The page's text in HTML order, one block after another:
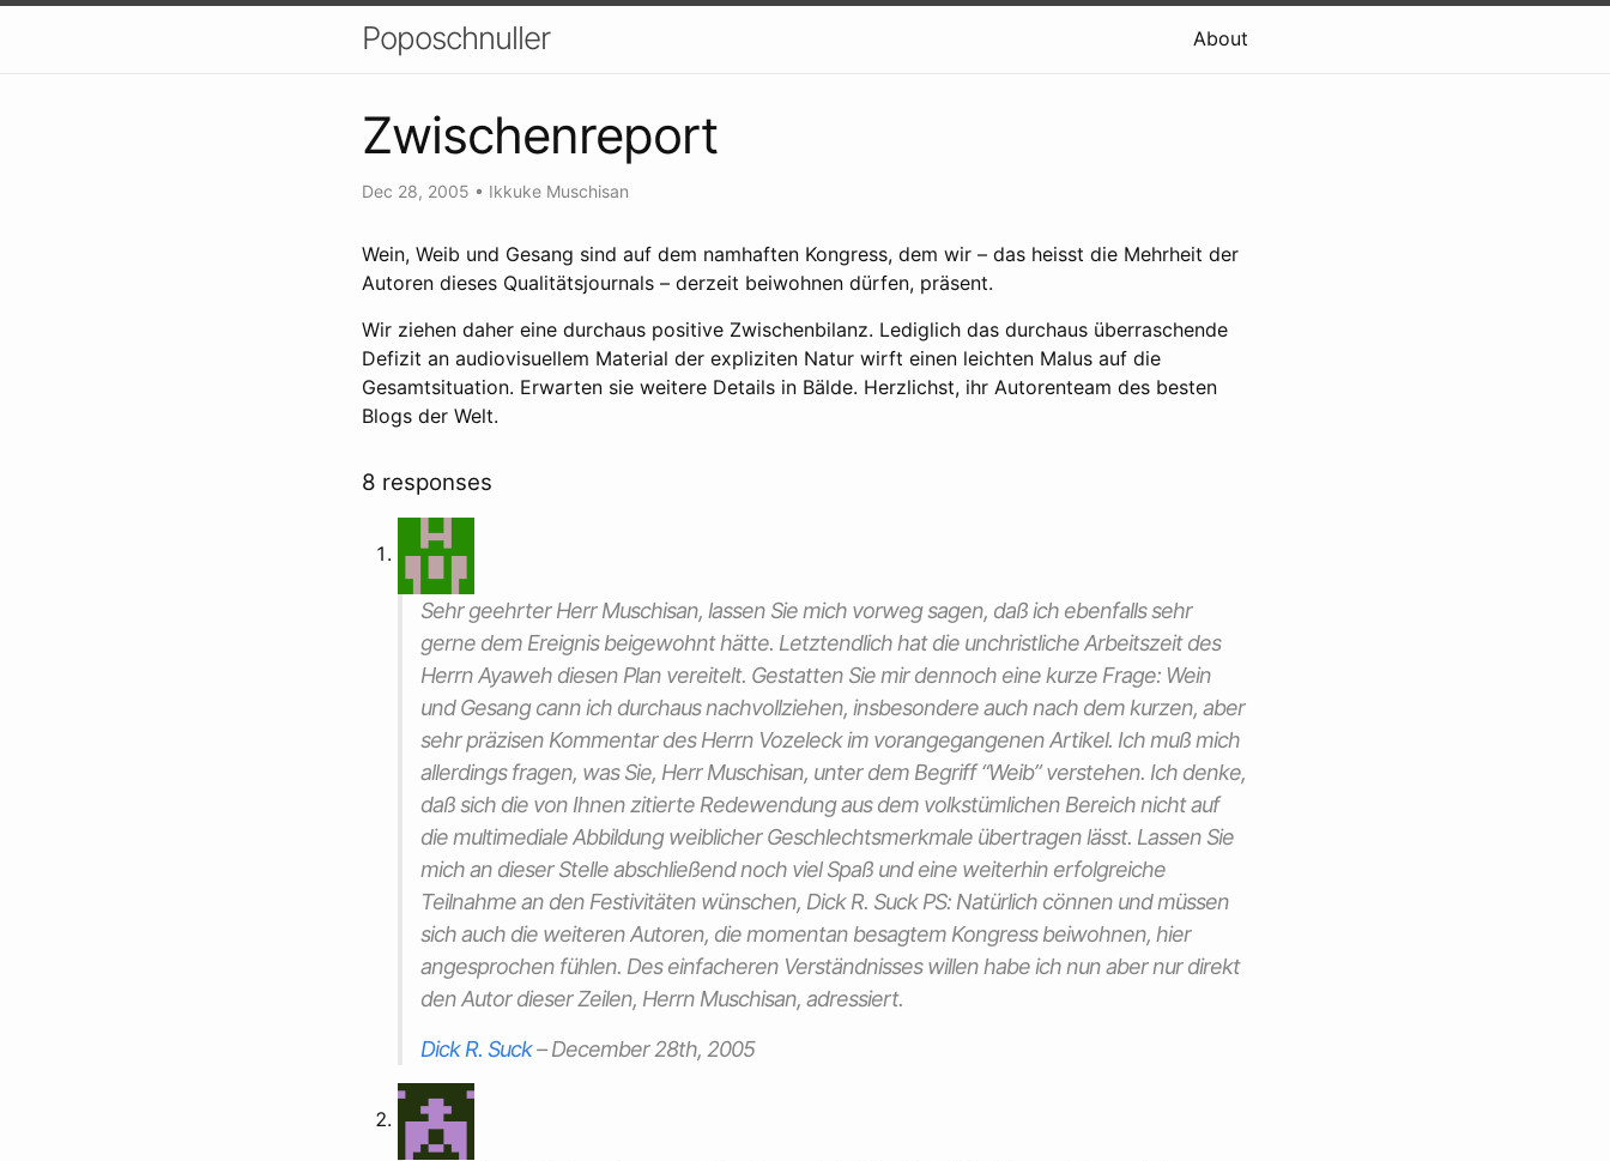
Poposchnuller About
Zwischenreport
Dec 28, 2005 • Ikkuke Muschisan
Wein, Weib und Gesang sind auf dem namhaften Kongress, dem wir – das heisst die Mehrheit der
Autoren dieses Qualitätsjournals – derzeit beiwohnen dürfen, präsent.
Wir ziehen daher eine durchaus positive Zwischenbilanz. Lediglich das durchaus überraschende
Defizit an audiovisuellem Material der expliziten Natur wirft einen leichten Malus auf die
Gesamtsituation. Erwarten sie weitere Details in Bälde. Herzlichst, ihr Autorenteam des besten
Blogs der Welt.
8 responses
Sehr geehrter Herr Muschisan, lassen Sie mich vorweg sagen, daß ich ebenfalls sehr
gerne dem Ereignis beigewohnt hätte. Letztendlich hat die unchristliche Arbeitszeit des
Herrn Ayaweh diesen Plan vereitelt. Gestatten Sie mir dennoch eine kurze Frage: Wein
und Gesang cann ich durchaus nachvollziehen, insbesondere auch nach dem kurzen, aber
sehr präzisen Kommentar des Herrn Vozeleck im vorangegangenen Artikel. Ich muß mich
allerdings fragen, was Sie, Herr Muschisan, unter dem Begriff “Weib” verstehen. Ich denke,
daß sich die von Ihnen zitierte Redewendung aus dem volkstümlichen Bereich nicht auf
die multimediale Abbildung weiblicher Geschlechtsmerkmale übertragen lässt. Lassen Sie
mich an dieser Stelle abschließend noch viel Spaß und eine weiterhin erfolgreiche
Teilnahme an den Festivitäten wünschen, Dick R. Suck PS: Natürlich cönnen und müssen
sich auch die weiteren Autoren, die momentan besagtem Kongress beiwohnen, hier
angesprochen fühlen. Des einfacheren Verständnisses willen habe ich nun aber nur direkt
den Autor dieser Zeilen, Herrn Muschisan, adressiert.
Dick R. Suck–December 28th, 2005